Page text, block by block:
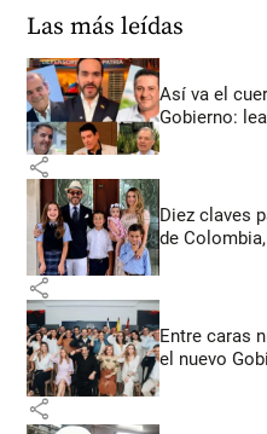
Las más leídas
Así va el
Gobierno:
share
Diez claves
de
share
Entre caras
el nuevo
share